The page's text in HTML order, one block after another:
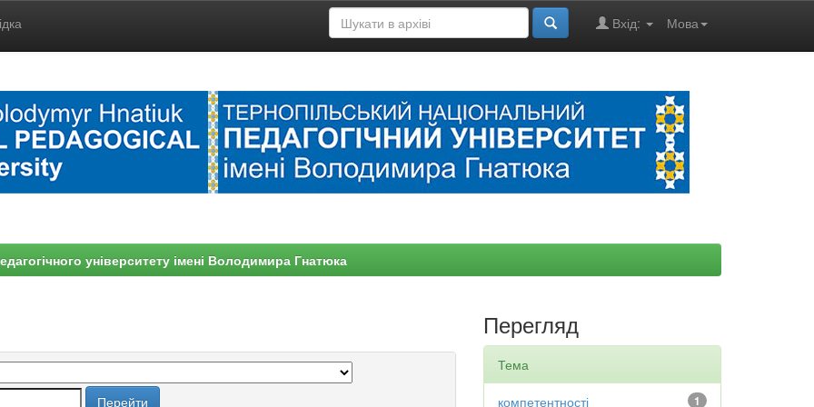
Мова
Вхід:
університету імені Володимира Гнатюка
Перегляд
Тема
1
компетентності